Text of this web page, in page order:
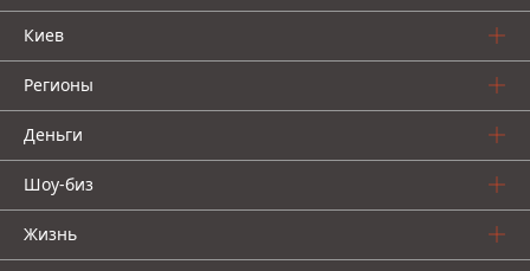
Киев
Регионы
Деньги
Шоу-биз
Жизнь